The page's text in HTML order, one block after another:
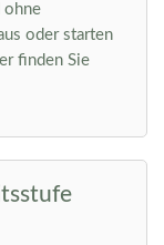
ohne
oder starten
finden Sie